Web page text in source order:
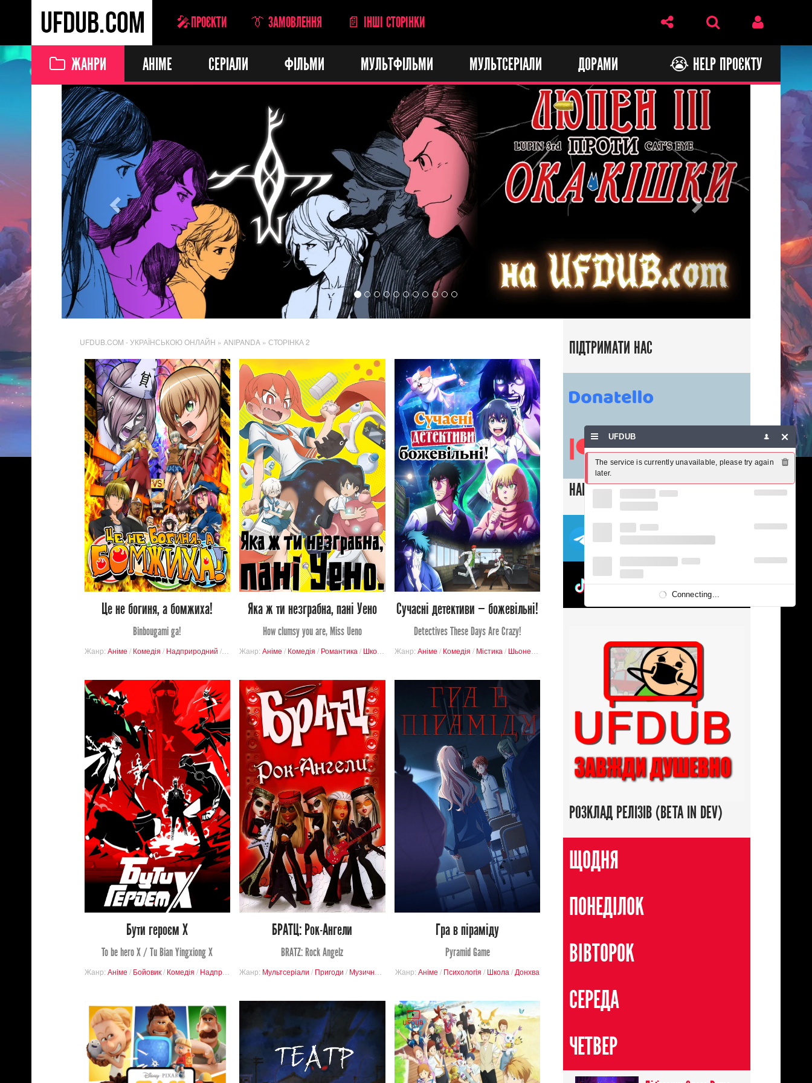
🎤ПРОЄКТИ 👔 ЗАМОВЛЕННЯ 📄 ІНШІ СТОРІНКИ
ЖАНРИ АНІМЕ СЕРІАЛИ ФІЛЬМИ МУЛЬТФІЛЬМИ МУЛЬТСЕРІАЛИ ДОРАМИ 😭 HELP ПРОЄКТУ
Previous Next
UFDUB.COM - УКРАЇНСЬКОЮ ОНЛАЙН » ANIPANDA » СТОРІНКА 2
481
Переглядів
0 6
Це не богиня, а бомжиха!
Binbougami ga!
Жанр: Аніме / Комедія / Надприродний / Пародія/Шьонен
808
Переглядів
2 2
Яка ж ти незграбна, пані Уено
How clumsy you are, Miss Ueno
Жанр:Аніме / Комедія / Романтика / Школа Шьонен
441
Переглядів
1 6
Сучасні детективи — божевільні!
Detectives These Days Are Crazy!
Жанр: Аніме / Комедія / Містика / Шьонен
20 048
Переглядів
19 94
Бути героєм Х
To be hero X / Tu Bian Yingxiong X
Жанр: Аніме / Бойовик/ Комедія / Надприродний /Драма/Завершені проєкти
280
Переглядів
0 2
БРАТЦ: Рок-Ангели
BRATZ: Rock Angelz
Жанр: Мультсеріали / Пригоди / Музичний Комедія
302
Перегляди
0 0
Гра в піраміду
Pyramid Game
Жанр:Аніме / Психологія / Школа / Донхва
ПІДТРИМАТИ НАС
НАШІ СОЦ. МЕРЕЖІ
ТЕЛЕГРАМ
UFDUBTOK
РОЗКЛАД РЕЛІЗІВ (BETA IN DEV)
ЩОДНЯ
ПОНЕДІЛОК
ВІВТОРОК
СЕРЕДА
ЧЕТВЕР
UFDUB
The service is currently unavailable, please try again
later.
Connecting...